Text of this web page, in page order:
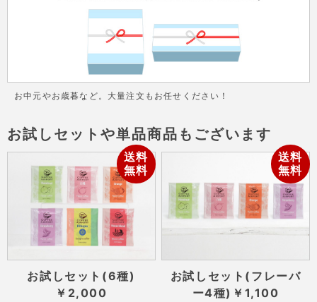
お中元やお歳暮など。大量注文もお任せください！
お試しセットや単品商品もございます
送料
無料
お試しセット(6種)
￥2,000
送料
無料
お試しセット(フレーバ
ー4種) ￥1,100